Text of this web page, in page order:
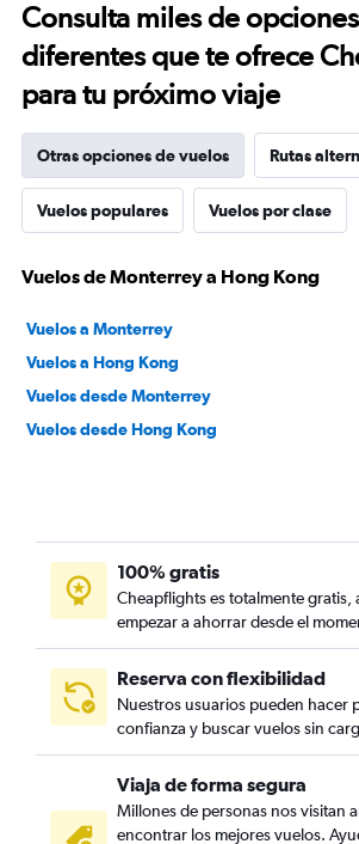
Consulta miles de opciones
diferentes que te ofrece
para tu próximo viaje
Otras opciones de vuelos Rutas
Vuelos populares Vuelos por clase
Vuelos de Monterrey a Hong Kong
Vuelos a Monterrey
Vuelos a Hong Kong
Vuelos desde Monterrey
Vuelos desde Hong Kong
100% gratis
Cheapflights es totalmente gratis,
empezar a ahorrar desde el
Reserva con flexibilidad
Nuestros usuarios pueden hacer
confianza y buscar vuelos sin
Viaja de forma segura
Millones de personas nos visitan
encontrar los mejores vuelos.